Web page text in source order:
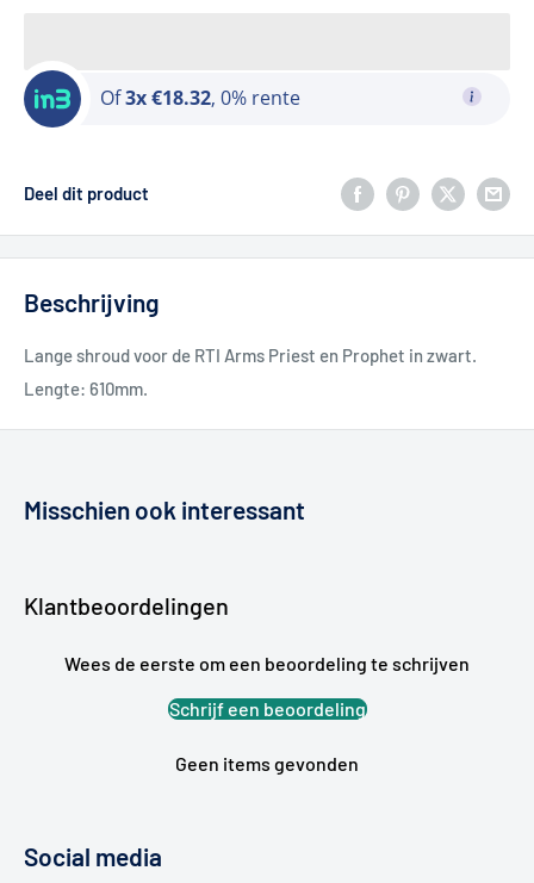
Of3x €18.32, 0% rente
Deel dit product
Beschrijving
Lange shroud voor de RTI Arms Priest en Prophet in zwart.
Lengte: 610mm.
Misschien ook interessant
Klantbeoordelingen
Wees de eerste om een beoordeling te schrijven
Schrijf een beoordeling
Geen items gevonden
Social media